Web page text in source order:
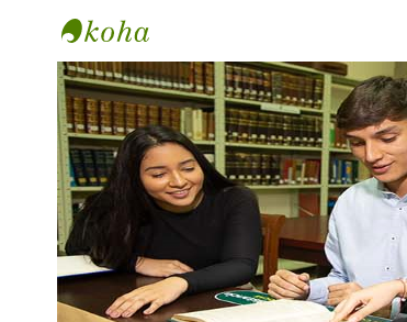
Biblioteca Universidad Monteávila